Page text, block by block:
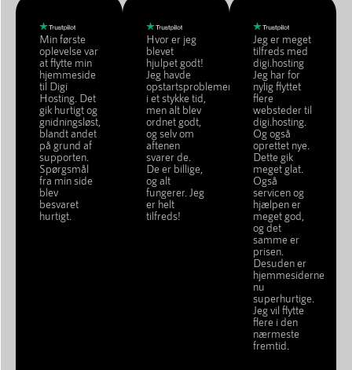
Min første
oplevelse var
at flytte min
hjemmeside
til Digi
Hosting. Det
gik hurtigt og
gnidningsløst,
blandt andet
på grund af
supporten.
Spørgsmål
fra min side
blev
besvaret
hurtigt.
Hvor er jeg
blevet
hjulpet godt!
Jeg havde
opstartsproblemer
i et stykke tid,
men alt blev
ordnet godt,
og selv om
aftenen
svarer de.
De er billige,
og alt
fungerer. Jeg
er helt
tilfreds!
Jeg er meget
tilfreds med
digi.hosting
Jeg har for
nylig flyttet
flere
websteder til
digi.hosting.
Og også
oprettet nye.
Dette gik
meget glat.
Også
servicen og
hjælpen er
meget god,
og det
samme er
prisen.
Desuden er
hjemmesiderne
nu
superhurtige.
Jeg vil flytte
flere i den
nærmeste
fremtid.